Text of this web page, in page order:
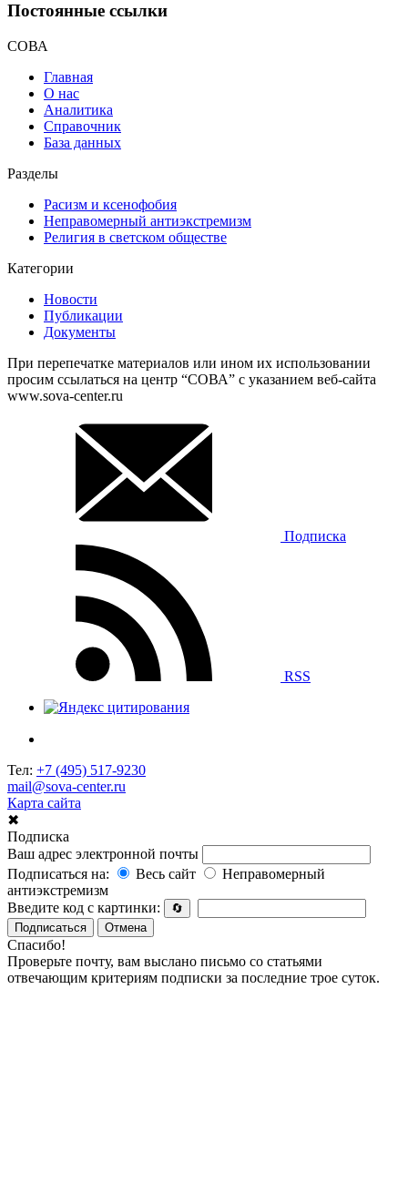
Постоянные ссылки
СОВА
Главная
О нас
Аналитика
Справочник
База данных
Разделы
Расизм и ксенофобия
Неправомерный антиэкстремизм
Религия в светском обществе
Категории
Новости
Публикации
Документы
При перепечатке материалов или ином их использовании
просим ссылаться на центр “СОВА” с указанием веб-сайта
www.sova-center.ru
Подписка
RSS
Тел: +7 (495) 517-9230
mail@sova-center.ru
Карта сайта
✖
Подписка
Ваш адрес электронной почты
Подписаться на:
Весь сайт
Неправомерный
антиэкстремизм
Введите код с картинки:
🔄
Подписаться
Отмена
Спасибо!
Проверьте почту, вам выслано письмо со статьями
отвечающим критериям подписки за последние трое суток.